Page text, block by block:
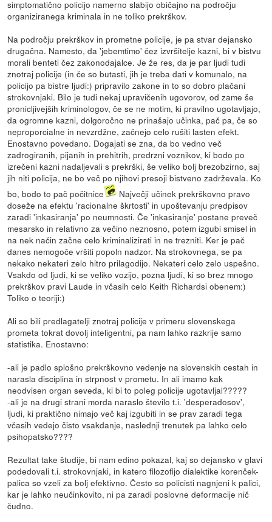
simptomatično policijo namerno slabijo običajno na področju
organiziranega kriminala in ne toliko prekrškov.
Na področju prekrškov in prometne policije, je pa stvar dejansko
drugačna. Namesto, da 'jebemtimo' čez izvršitelje kazni, bi v bistvu
morali benteti čez zakonodajalce. Je že res, da je par ljudi tudi
znotraj policije (in če so butasti, jih je treba dati v komunalo, na
policijo pa bistre ljudi:) pripravilo zakone in to so dobro plačani
strokovnjaki. Bilo je tudi nekaj upravičenih ugovorov, od zame še
pronicljivejših kriminologov, če se ne motim, ki pravilno ugotavljajo,
da ogromne kazni, dolgoročno ne prinašajo učinka, pač pa, če so
neproporcialne in nevzrdžne, začnejo celo rušiti lasten efekt.
Enostavno povedano. Dogajati se zna, da bo vedno več
zadrogiranih, pijanih in prehitrih, predrzni voznikov, ki bodo po
izrečeni kazni nadaljevali s prekrški, še veliko bolj brezobzirno, saj
jih niti policija, ne bo več po njihovi presoji bistveno zadrževala. Ko
bo, bodo to pač počitnice
Največji učinek prekrškovno pravo
doseže na efektu 'racionalne škrtosti' in upoštevanju predpisov
zaradi 'inkasiranja' po neumnosti. Če 'inkasiranje' postane preveč
mesarsko in relativno za večino neznosno, potem izgubi smisel in
na nek način začne celo kriminalizirati in ne trezniti. Ker je pač
danes nemogoče vršiti popoln nadzor. Na strokovnega, se pa
nekako nekateri zelo hitro prilagodijo. Nekateri celo zelo uspešno.
Vsakdo od ljudi, ki se veliko vozijo, pozna ljudi, ki so brez mnogo
prekrškov pravi Laude in včasih celo Keith Richardsi obenem:)
Toliko o teoriji:)
Ali so bili predlagatelji znotraj policije v primeru slovenskega
prometa tokrat dovolj inteligentni, pa nam lahko razkrije samo
statistika. Enostavno:
-ali je padlo splošno prekrškovno vedenje na slovenskih cestah in
narasla disciplina in strpnost v prometu. In ali imamo kak
neodvisen organ seveda, ki bi to poleg policije ugotavljal?????
-ali je na drugi strani morda naraslo število t.i. 'desperadosov',
ljudi, ki praktično nimajo več kaj izgubiti in se prav zaradi tega
včasih vedejo čisto vsakdanje, naslednji trenutek pa lahko celo
psihopatsko????
Rezultat take študije, bi nam edino pokazal, kaj so dejansko v glavi
podedovali t.i. strokovnjaki, in katero filozofijo dialektike korenček-
palica so vzeli za bolj efektivno. Često so policisti nagnjeni k palici,
kar je lahko neučinkovito, ni pa zaradi poslovne deformacije nič
čudno.